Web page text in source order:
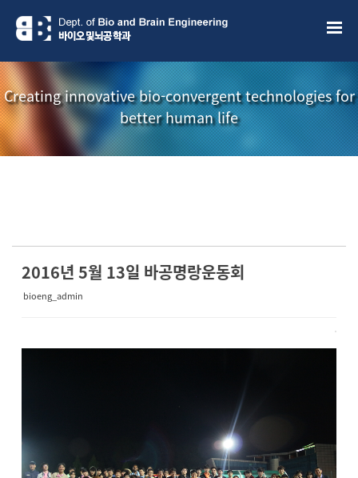
Creating innovative bio-convergent technologies for
better human life
소식지
2016년 5월 13일 바공명랑운동회
bioeng_admin